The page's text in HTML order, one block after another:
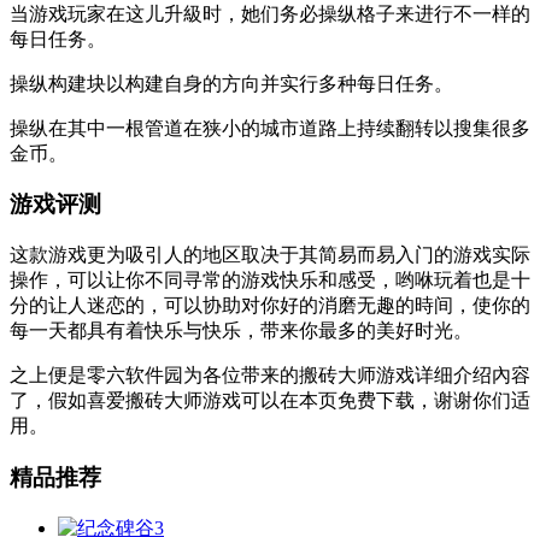
当游戏玩家在这儿升級时，她们务必操纵格子来进行不一样的
每日任务。
操纵构建块以构建自身的方向并实行多种每日任务。
操纵在其中一根管道在狭小的城市道路上持续翻转以搜集很多
金币。
游戏评测
这款游戏更为吸引人的地区取决于其简易而易入门的游戏实际
操作，可以让你不同寻常的游戏快乐和感受，哟咻玩着也是十
分的让人迷恋的，可以协助对你好的消磨无趣的時间，使你的
每一天都具有着快乐与快乐，带来你最多的美好时光。
之上便是零六软件园为各位带来的搬砖大师游戏详细介绍內容
了，假如喜爱搬砖大师游戏可以在本页免费下载，谢谢你们适
用。
精品推荐